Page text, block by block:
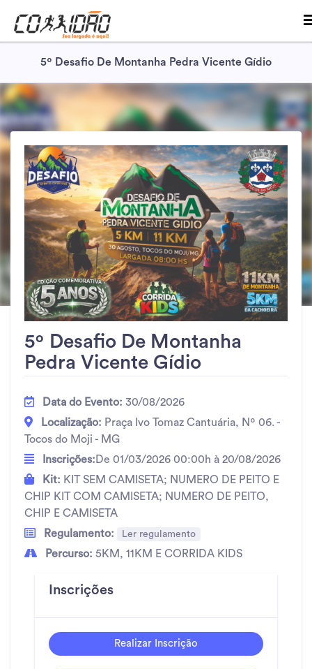
5º Desafio De Montanha Pedra Vicente Gídio
5º Desafio De Montanha
Pedra Vicente Gídio
Data do Evento: 30/08/2026
Localização: Praça Ivo Tomaz Cantuária, Nº 06. -
Tocos do Moji - MG
Inscrições: De 01/03/2026 00:00h à 20/08/2026
Kit: KIT SEM CAMISETA; NUMERO DE PEITO E
CHIP KIT COM CAMISETA; NUMERO DE PEITO,
CHIP E CAMISETA
Regulamento:
Ler regulamento
Percurso: 5KM, 11KM E CORRIDA KIDS
Inscrições
Realizar Inscrição